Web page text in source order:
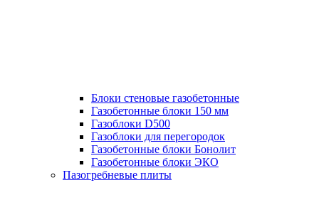
Блоки стеновые газобетонные
Газобетонные блоки 150 мм
Газоблоки D500
Газоблоки для перегородок
Газобетонные блоки Бонолит
Газобетонные блоки ЭКО
Пазогребневые плиты